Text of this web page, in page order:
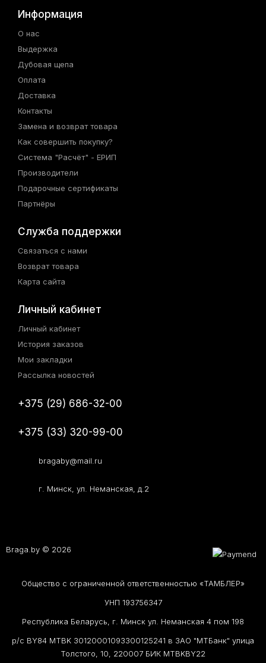
Информация
О нас
Выдержка
Дубовая щепа
Оплата
Доставка
Контакты
Замена и возврат товара
Как совершить покупку?
Система "Расчёт" - ЕРИП
Производители
Подарочные сертификаты
Партнёры
Служба поддержки
Связаться с нами
Возврат товара
Карта сайта
Личный кабинет
Личный кабинет
История заказов
Мои закладки
Рассылка новостей
+375 (29) 686-32-00
+375 (33) 320-99-00
bragaby@mail.ru
г. Минск, ул. Неманская, д.2
Braga.by © 2026
Общество с ограниченной ответственностью «ТАМБЛЕР»
УНП 193756347
Республика Беларусь, г. Минск ул. Неманская 4 пом 198
р/с BY84 MTBK 30120001093300125241 в ЗАО "МТБанк" улица
Толстого, 10, 220007 БИК MTBKBY22